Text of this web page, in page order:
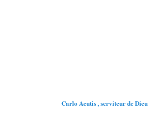
Carlo Acutis , serviteur de Dieu